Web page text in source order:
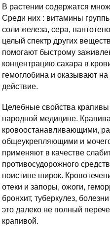
В растении содержатся
Среди них : витамины
соли железа, сера,
целый спектр других
помогают быстрому
концентрацию сахара в
гемоглобина и оказывают
действие.
Целебные свойства
народной медицине.
кровоостанавливающими,
общеукрепляющими и
применяют в качестве
противосудорожного
поистине широк.
отеки и запоры, ожоги,
бронхит, туберкулез,
это далеко не полный
крапивой.